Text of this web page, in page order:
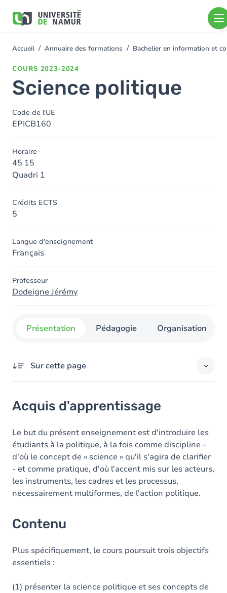
contenu
You
Accueil Annuaire des formations Bachelier en information et
COURS 2023-2024
Science politique
Code de l'UE
EPICB160
Horaire
45 15
Quadri 1
Crédits ECTS
5
Langue d'enseignement
Français
Professeur
Dodeigne Jérémy
Présentation Pédagogie Organisation
Sur cette page
Contenu
Acquis d'apprentissage
Le but du présent enseignement est d'introduire les
étudiants à la politique, à la fois comme discipline -
d'où le concept de « science » qu'il s'agira de clarifier
- et comme pratique, d'où l'accent mis sur les acteurs,
les instruments, les cadres et les processus,
nécessairement multiformes, de l'action politique.
Contenu
Plus spécifiquement, le cours poursuit trois objectifs
essentiels :
(1) présenter la science politique et ses concepts de